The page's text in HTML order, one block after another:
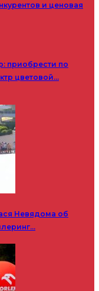
и ценовая
приобрести по
цветовой…
Невядома об